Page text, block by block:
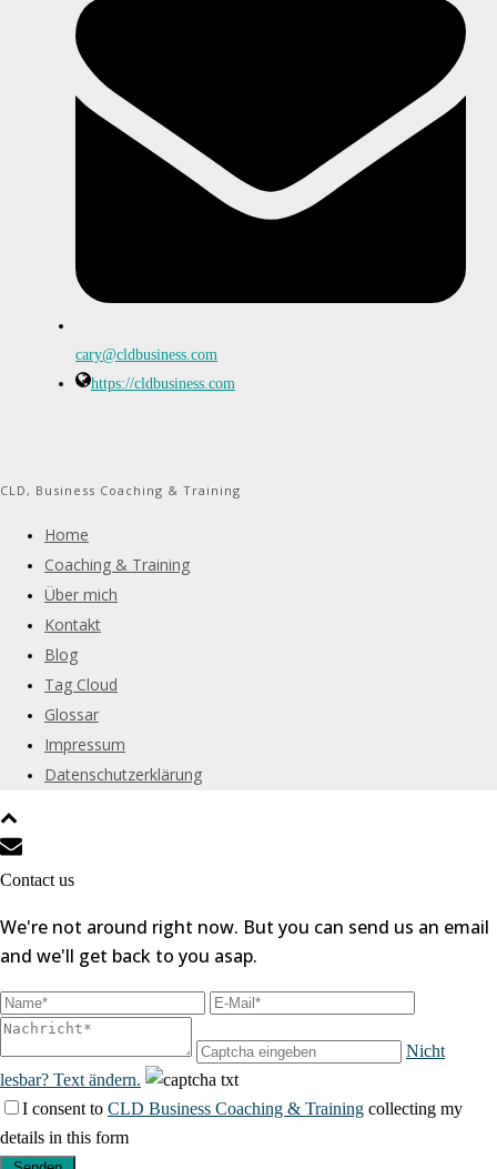
cary@cldbusiness.com
https://cldbusiness.com
CLD, Business Coaching & Training
Home
Coaching & Training
Über mich
Kontakt
Blog
Tag Cloud
Glossar
Impressum
Datenschutzerklärung
Contact us
We're not around right now. But you can send us an email
and we'll get back to you asap.
Nicht
lesbar? Text ändern.
I consent to CLD Business Coaching & Training collecting my
details in this form